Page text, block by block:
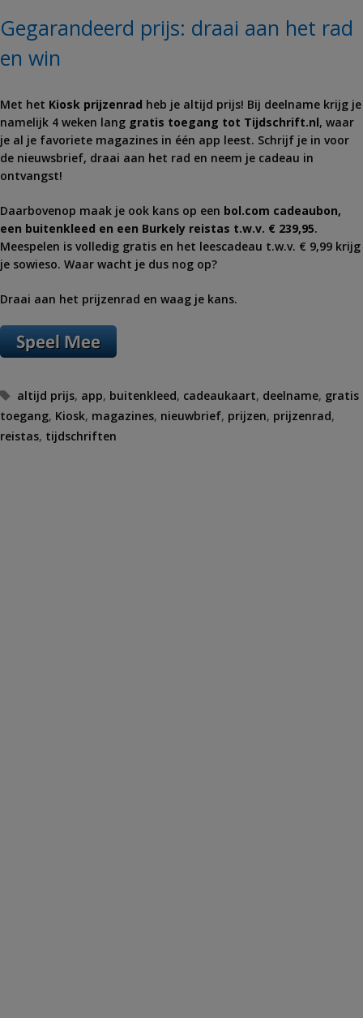
Gegarandeerd prijs: draai aan het rad
en win
Met het Kiosk prijzenrad heb je altijd prijs! Bij deelname krijg je
namelijk 4 weken lang gratis toegang tot Tijdschrift.nl, waar
je al je favoriete magazines in één app leest. Schrijf je in voor
de nieuwsbrief, draai aan het rad en neem je cadeau in
ontvangst!
Daarbovenop maak je ook kans op een bol⁣.com cadeaubon,
een buitenkleed en een Burkely reistas t.w.v. € 239,95.
Meespelen is volledig gratis en het leescadeau t.w.v. € 9,99 krijg
je sowieso. Waar wacht je dus nog op?
Draai aan het prijzenrad en waag je kans.
Tags
altijd prijs, app, buitenkleed, cadeaukaart, deelname, gratis
toegang, Kiosk, magazines, nieuwbrief, prijzen, prijzenrad,
reistas, tijdschriften